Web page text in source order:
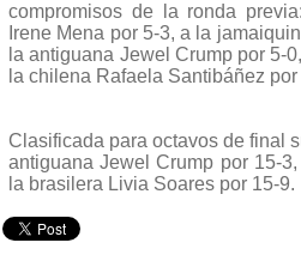
compromisos de la ronda
Irene Mena por 5-3, a la
la antiguana Jewel Crump por 5-
la chilena Rafaela Santibáñez por
Clasificada para octavos de final
antiguana Jewel Crump por 15-
la brasilera Livia Soares por 15-9.